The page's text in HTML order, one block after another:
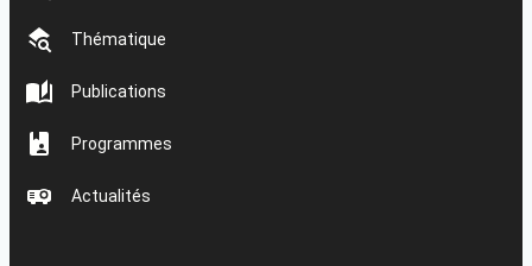
Thématique
Publications
Programmes
Actualités